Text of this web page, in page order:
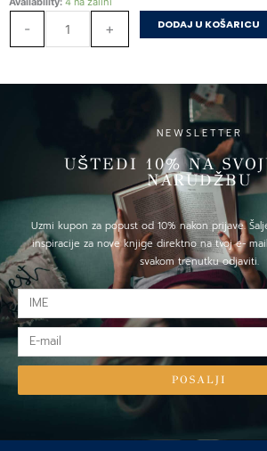
- + DODAJ U KOŠARICU
NEWSLETTER
UŠTEDI 10% NA
NARUDŽBU
Uzmi kupon za popust od 10% nakon prijave.
inspiracije za nove knjige direktno na tvoj e-
svakom trenutku odjaviti.
IME
E-
mail
POSALJI